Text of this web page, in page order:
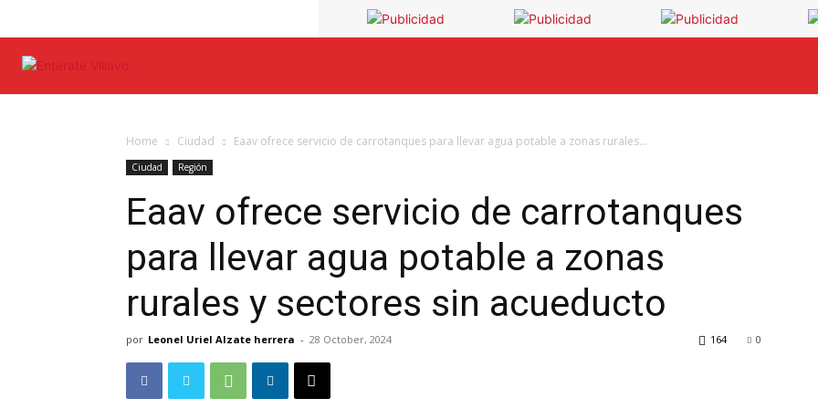
Home Ciudad Eaav ofrece servicio de carrotanques para llevar agua potable a zonas rurales...
Ciudad Región
Eaav ofrece servicio de carrotanques
para llevar agua potable a zonas
rurales y sectores sin acueducto
por Leonel Uriel Alzate herrera - 28 October, 2024 0
164